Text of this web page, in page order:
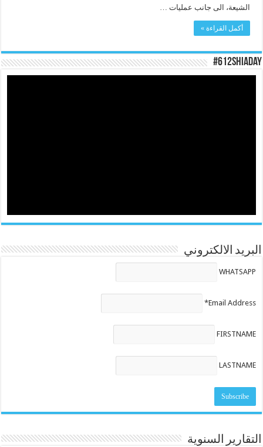
الشيعة، الى جانب عمليات …
أكمل القراءة »
#612ShiaDay
البريد الالكتروني
WHATSAPP
Email Address*
FIRSTNAME
LASTNAME
التقارير السنوية